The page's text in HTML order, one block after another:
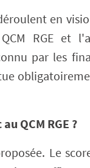
en
RGE et
par les
QCM RGE ?
Le